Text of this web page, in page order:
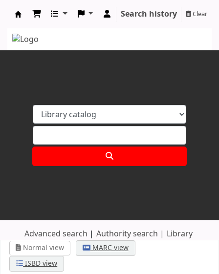
Search history Clear
Advanced search Authority search Library
Normal view
MARC view
ISBD view